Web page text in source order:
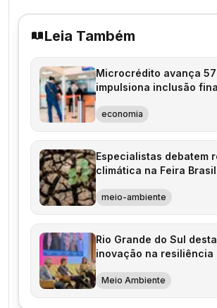
Leia Também
Microcrédito avança
impulsiona inclusão
economia
Especialistas debatem
climática na Feira
meio-ambiente
Rio Grande do Sul
inovação na resiliência
Meio Ambiente